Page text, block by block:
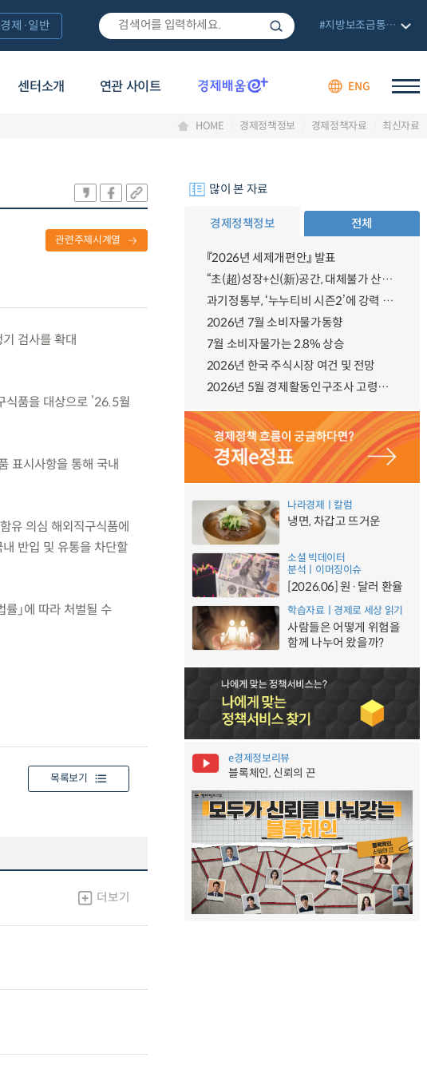
센터소개 연관 사이트 ENG
경제·일반 #지방보조금통합관리망
HOME 경제정책정보 경제정책자료 최신자료
관련주제시계열
검사를 확대
품을 대상으로 ’26.5월
표시사항을 통해 국내
유 의심 해외직구식품에
반입 및 유통을 차단할
」에 따라 처벌될 수
목록보기
더보기
많이 본 자료
경제정책정보 전체
『2026년 세제개편안』 발표
“초(超)성장+신(新)공간, 대체불가 산업강국”
과기정통부, ‘누누티비 시즌2’에 강력 대응 의지 밝혀
2026년 7월 소비자물가동향
7월 소비자물가는 2.8% 상승
2026년 한국 주식시장 여건 및 전망
2026년 5월 경제활동인구조사 고령층 부가조사 결과
나라경제ㅣ칼럼
냉면, 차갑고 뜨거운
소셜 빅데이터
분석ㅣ이머징이슈
[2026.06] 원·달러 환율
학습자료ㅣ경제로 세상 읽기
사람들은 어떻게 위험을
함께 나누어 왔을까?
e경제정보리뷰
블록체인, 신뢰의 끈